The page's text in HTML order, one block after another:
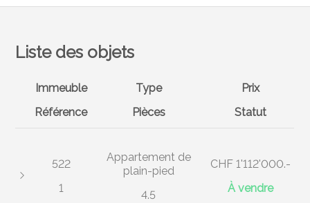
Liste des objets
Immeuble
Référence
Type
Pièces
Prix
Statut
522
1
Appartement de
plain-pied
4.5
CHF 1'112'000.-
À vendre